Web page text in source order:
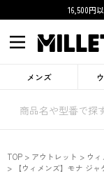
16,500円
メンズ
TOP アウトレット ウ
【ウィメンズ】モナ ジャ